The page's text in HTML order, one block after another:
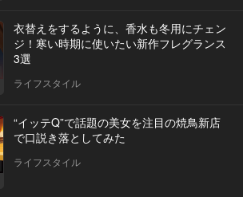
衣替えをするように、香水も冬用にチェン
ジ！寒い時期に使いたい新作フレグランス
3選
ライフスタイル
“イッテQ”で話題の美女を注目の焼鳥新店
で口説き落としてみた
ライフスタイル